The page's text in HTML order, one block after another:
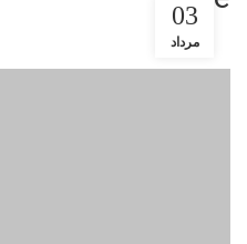
03
مرداد